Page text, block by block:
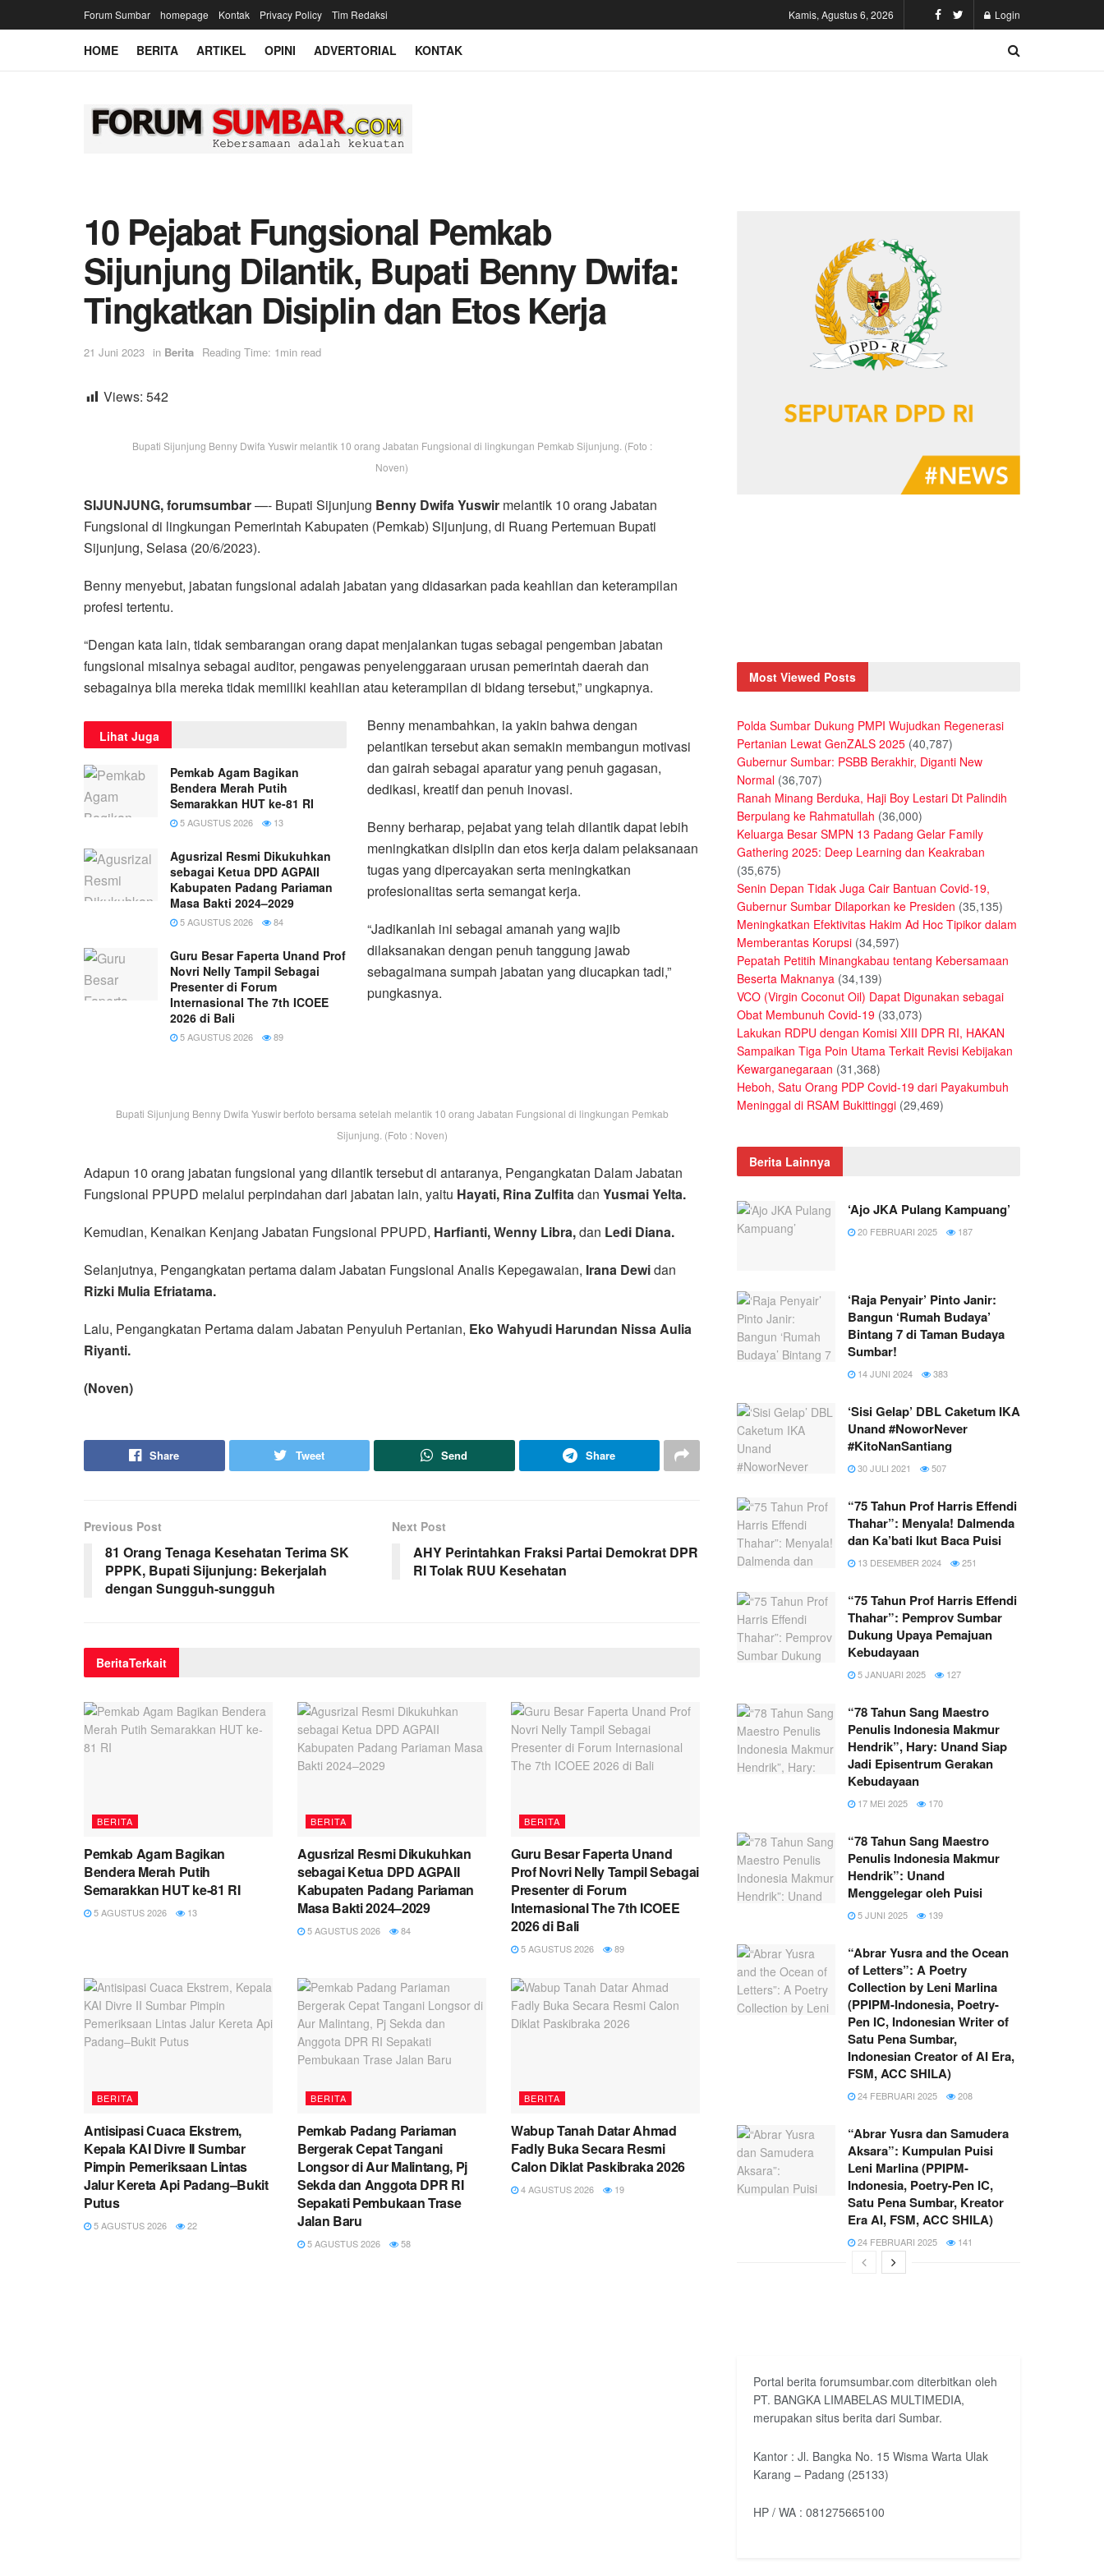
Forum Sumbar homepage Kontak Privacy Policy Tim Redaksi Kamis, Agustus 6, 2026 Login
HOME BERITA ARTIKEL OPINI ADVERTORIAL KONTAK
10 Pejabat Fungsional Pemkab
Sijunjung Dilantik, Bupati Benny Dwifa:
Tingkatkan Disiplin dan Etos Kerja
21 Juni 2023 in Berita Reading Time: 1min read
Views: 542
Bupati Sijunjung Benny Dwifa Yuswir melantik 10 orang Jabatan Fungsional di lingkungan Pemkab Sijunjung. (Foto :
Noven)
SIJUNJUNG, forumsumbar—- Bupati Sijunjung Benny Dwifa Yuswir melantik 10 orang Jabatan
Fungsional di lingkungan Pemerintah Kabupaten (Pemkab) Sijunjung, di Ruang Pertemuan Bupati
Sijunjung, Selasa (20/6/2023).
Benny menyebut, jabatan fungsional adalah jabatan yang didasarkan pada keahlian dan keterampilan
profesi tertentu.
“Dengan kata lain, tidak sembarangan orang dapat menjalankan tugas sebagai pengemban jabatan
fungsional misalnya sebagai auditor, pengawas penyelenggaraan urusan pemerintah daerah dan
sebagainya bila mereka tidak memiliki keahlian atau keterampilan di bidang tersebut,” ungkapnya.
Lihat Juga
Pemkab Agam Bagikan
Bendera Merah Putih
Semarakkan HUT ke-81 RI
5 AGUSTUS 2026 13
Agusrizal Resmi Dikukuhkan
sebagai Ketua DPD AGPAII
Kabupaten Padang Pariaman
Masa Bakti 2024–2029
5 AGUSTUS 2026 84
Guru Besar Faperta Unand Prof
Novri Nelly Tampil Sebagai
Presenter di Forum
Internasional The 7th ICOEE
2026 di Bali
5 AGUSTUS 2026 89
Benny menambahkan, ia yakin bahwa dengan
pelantikan tersebut akan semakin membangun motivasi
dan gairah sebagai aparatur yang penuh gagasan,
dedikasi, kreatif dan penuh inovasi.
Benny berharap, pejabat yang telah dilantik dapat lebih
meningkatkan disiplin dan etos kerja dalam pelaksanaan
tugas yang dipercayakan serta meningkatkan
profesionalitas serta semangat kerja.
“Jadikanlah ini sebagai amanah yang wajib
dilaksanakan dengan penuh tanggung jawab
sebagaimana sumpah jabatan yang diucapkan tadi,”
pungkasnya.
Bupati Sijunjung Benny Dwifa Yuswir berfoto bersama setelah melantik 10 orang Jabatan Fungsional di lingkungan Pemkab
Sijunjung. (Foto : Noven)
Adapun 10 orang jabatan fungsional yang dilantik tersebut di antaranya, Pengangkatan Dalam Jabatan
Fungsional PPUPD melalui perpindahan dari jabatan lain, yaitu Hayati, Rina Zulfitadan Yusmai Yelta.
Kemudian, Kenaikan Kenjang Jabatan Fungsional PPUPD, Harfianti, Wenny Libra,dan Ledi Diana.
Selanjutnya, Pengangkatan pertama dalam Jabatan Fungsional Analis Kepegawaian, Irana Dewidan
Rizki Mulia Efriatama.
Lalu, Pengangkatan Pertama dalam Jabatan Penyuluh Pertanian, Eko Wahyudi Harundan Nissa Aulia
Riyanti.
(Noven)
Share Tweet Send Share
Previous Post
81 Orang Tenaga Kesehatan Terima SK
PPPK, Bupati Sijunjung: Bekerjalah
dengan Sungguh-sungguh
Next Post
AHY Perintahkan Fraksi Partai Demokrat DPR
RI Tolak RUU Kesehatan
BeritaTerkait
BERITA
Pemkab Agam Bagikan
Bendera Merah Putih
Semarakkan HUT ke-81 RI
5 AGUSTUS 2026 13
BERITA
Agusrizal Resmi Dikukuhkan
sebagai Ketua DPD AGPAII
Kabupaten Padang Pariaman
Masa Bakti 2024–2029
5 AGUSTUS 2026 84
BERITA
Guru Besar Faperta Unand
Prof Novri Nelly Tampil Sebagai
Presenter di Forum
Internasional The 7th ICOEE
2026 di Bali
5 AGUSTUS 2026 89
BERITA
Antisipasi Cuaca Ekstrem,
Kepala KAI Divre II Sumbar
Pimpin Pemeriksaan Lintas
Jalur Kereta Api Padang–Bukit
Putus
5 AGUSTUS 2026 22
BERITA
Pemkab Padang Pariaman
Bergerak Cepat Tangani
Longsor di Aur Malintang, Pj
Sekda dan Anggota DPR RI
Sepakati Pembukaan Trase
Jalan Baru
5 AGUSTUS 2026 58
BERITA
Wabup Tanah Datar Ahmad
Fadly Buka Secara Resmi
Calon Diklat Paskibraka 2026
4 AGUSTUS 2026 19
Most Viewed Posts
Polda Sumbar Dukung PMPI Wujudkan Regenerasi
Pertanian Lewat GenZALS 2025 (40,787)
Gubernur Sumbar: PSBB Berakhir, Diganti New
Normal (36,707)
Ranah Minang Berduka, Haji Boy Lestari Dt Palindih
Berpulang ke Rahmatullah (36,000)
Keluarga Besar SMPN 13 Padang Gelar Family
Gathering 2025: Deep Learning dan Keakraban
(35,675)
Senin Depan Tidak Juga Cair Bantuan Covid-19,
Gubernur Sumbar Dilaporkan ke Presiden (35,135)
Meningkatkan Efektivitas Hakim Ad Hoc Tipikor dalam
Memberantas Korupsi (34,597)
Pepatah Petitih Minangkabau tentang Kebersamaan
Beserta Maknanya (34,139)
VCO (Virgin Coconut Oil) Dapat Digunakan sebagai
Obat Membunuh Covid-19 (33,073)
Lakukan RDPU dengan Komisi XIII DPR RI, HAKAN
Sampaikan Tiga Poin Utama Terkait Revisi Kebijakan
Kewarganegaraan (31,368)
Heboh, Satu Orang PDP Covid-19 dari Payakumbuh
Meninggal di RSAM Bukittinggi (29,469)
Berita Lainnya
‘Ajo JKA Pulang Kampuang’
20 FEBRUARI 2025 187
‘Raja Penyair’ Pinto Janir:
Bangun ‘Rumah Budaya’
Bintang 7 di Taman Budaya
Sumbar!
14 JUNI 2024 383
‘Sisi Gelap’ DBL Caketum IKA
Unand #NoworNever
#KitoNanSantiang
30 JULI 2021 507
“75 Tahun Prof Harris Effendi
Thahar”: Menyala! Dalmenda
dan Ka’bati Ikut Baca Puisi
13 DESEMBER 2024 251
“75 Tahun Prof Harris Effendi
Thahar”: Pemprov Sumbar
Dukung Upaya Pemajuan
Kebudayaan
5 JANUARI 2025 127
“78 Tahun Sang Maestro
Penulis Indonesia Makmur
Hendrik”, Hary: Unand Siap
Jadi Episentrum Gerakan
Kebudayaan
17 MEI 2025 170
“78 Tahun Sang Maestro
Penulis Indonesia Makmur
Hendrik”: Unand
Menggelegar oleh Puisi
5 JUNI 2025 139
“Abrar Yusra and the Ocean
of Letters”: A Poetry
Collection by Leni Marlina
(PPIPM-Indonesia, Poetry-
Pen IC, Indonesian Writer of
Satu Pena Sumbar,
Indonesian Creator of AI Era,
FSM, ACC SHILA)
24 FEBRUARI 2025 208
“Abrar Yusra dan Samudera
Aksara”: Kumpulan Puisi
Leni Marlina (PPIPM-
Indonesia, Poetry-Pen IC,
Satu Pena Sumbar, Kreator
Era AI, FSM, ACC SHILA)
24 FEBRUARI 2025 141
Portal berita forumsumbar.com diterbitkan oleh
PT. BANGKA LIMABELAS MULTIMEDIA,
merupakan situs berita dari Sumbar.
Kantor : Jl. Bangka No. 15 Wisma Warta Ulak
Karang – Padang (25133)
HP / WA : 081275665100